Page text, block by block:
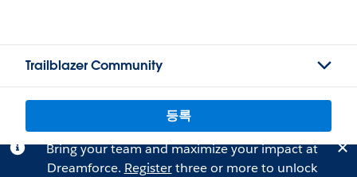
Trailblazer Community
등록
Bring your team and maximize your impact at
Dreamforce. Registerthree or more to unlock